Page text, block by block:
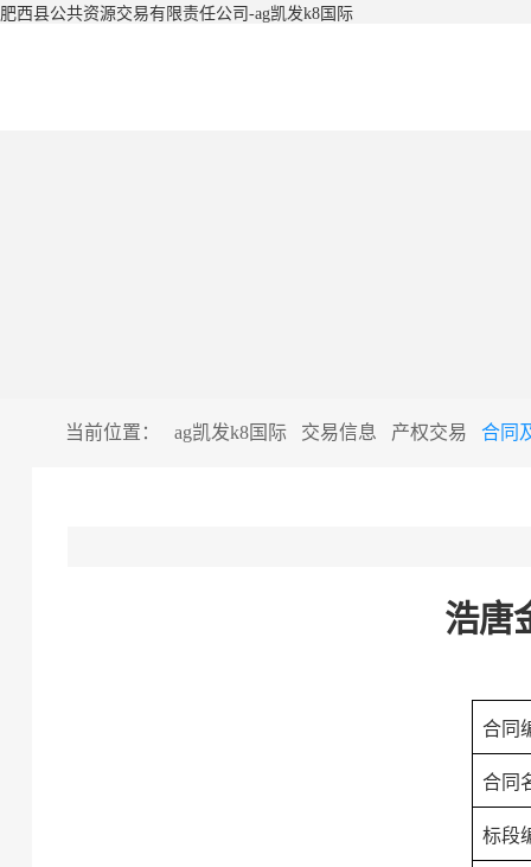
肥西县公共资源交易有限责任公司-ag凯发k8国际
当前位置： ag凯发k8国际 交易信息 产权交易 合同
浩唐
合同
合同
标段